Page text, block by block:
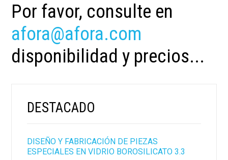
Por favor, consulte en
afora@afora.com
disponibilidad y precios...
DESTACADO
DISEÑO Y FABRICACIÓN DE PIEZAS
ESPECIALES EN VIDRIO BOROSILICATO 3.3